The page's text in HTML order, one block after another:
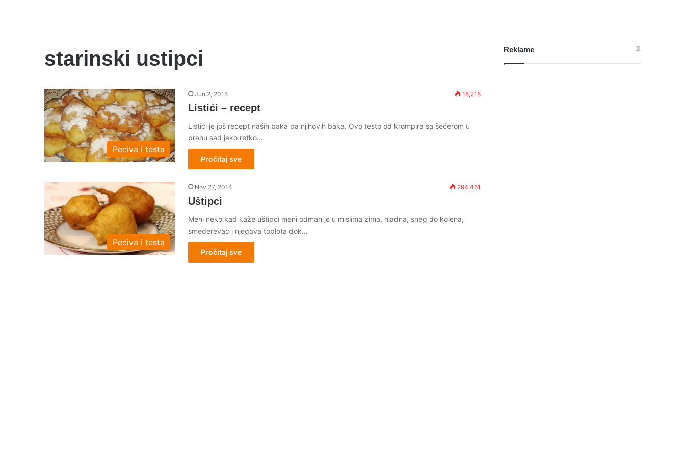
starinski ustipci
Peciva i testa
Jun 2, 2015 18,218
Listići – recept
Listići je još recept naših baka pa njihovih baka. Ovo testo od krompira sa šećerom u
prahu sad jako retko…
Pročitaj sve
Peciva i testa
Nov 27, 2014 294,461
Uštipci
Meni neko kad kaže uštipci meni odmah je u mislima zima, hladna, sneg do kolena,
smederevac i njegova toplota dok…
Pročitaj sve
Reklame